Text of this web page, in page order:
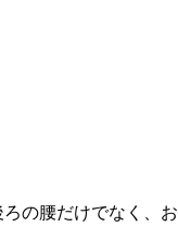
の腰だけでなく、